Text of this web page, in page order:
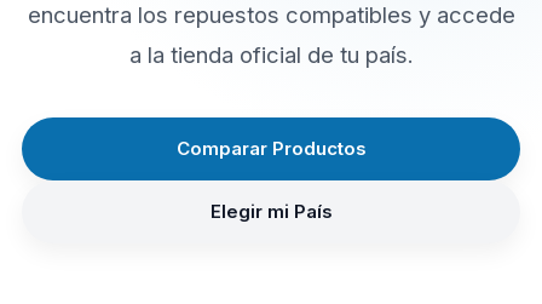
encuentra los repuestos compatibles y accede
a la tienda oficial de tu país.
Comparar Productos
Elegir mi País